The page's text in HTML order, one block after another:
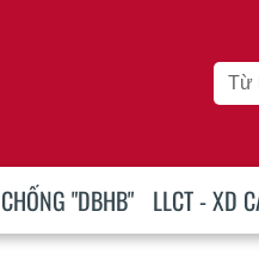
CHỐNG "DBHB" LLCT - XD